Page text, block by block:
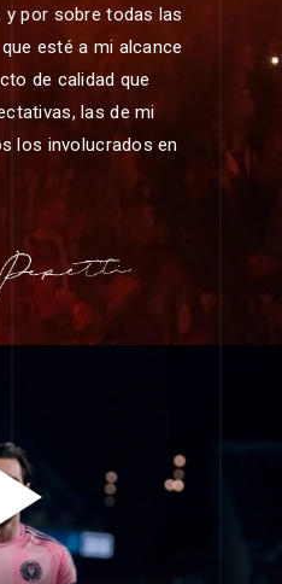
por sobre todas las
esté a mi alcance
de calidad que
las de mi
los involucrados en